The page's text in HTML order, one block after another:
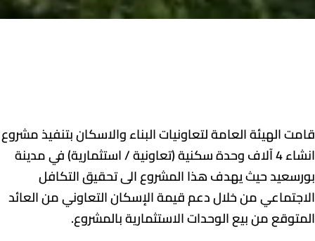
قامت الهيئة العامة لتعاونيات البناء والاسكان بتنفيذ مشروع
انشاء 4 آلاف وحدة سكنية (تعاونية / استثمارية) في مدينة
بورسعيد حيث يهدف هذا المشروع الى تحقيق التكافل
الاجتماعي من خلال دعم قيمة الإسكان التعاوني من العائد
المتوقع من بيع الوحدات الاستثمارية بالمشروع.